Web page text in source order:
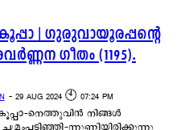
| ഗുരുവായൂരപ്പന്റെ
ഗീതം (1195).
- 29 AUG 2024 🕙 07:24 PM
നെത്തുവിൻ നിങ്ങൾ
ന്നുണ്ണിയിരിക്കുന്നു